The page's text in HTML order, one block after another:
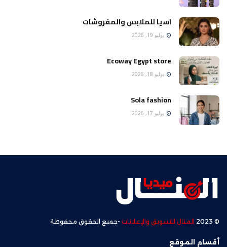
اسيا للملابس والمفروشات
يوليو 19, 2026
Ecoway Egypt store
يوليو 18, 2026
Sola fashion
يوليو 17, 2026
© 2023 المنال للتسويق والإعلانات -جميع الحقوق محفوظة
أقسام الموقع